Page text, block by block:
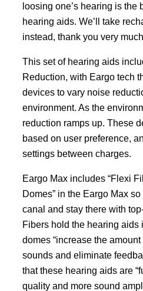
loosing one’s hearing is the
hearing aids. We’ll take
instead, thank you very
This set of hearing aids
Reduction, with Eargo tech
devices to vary noise
environment. As the
reduction ramps up. These
based on user preference,
settings between charges.
Eargo Max includes “Flexi
Domes” in the Eargo Max
canal and stay there with
Fibers hold the hearing aids
domes “increase the
sounds and eliminate
that these hearing aids are
quality and more sound